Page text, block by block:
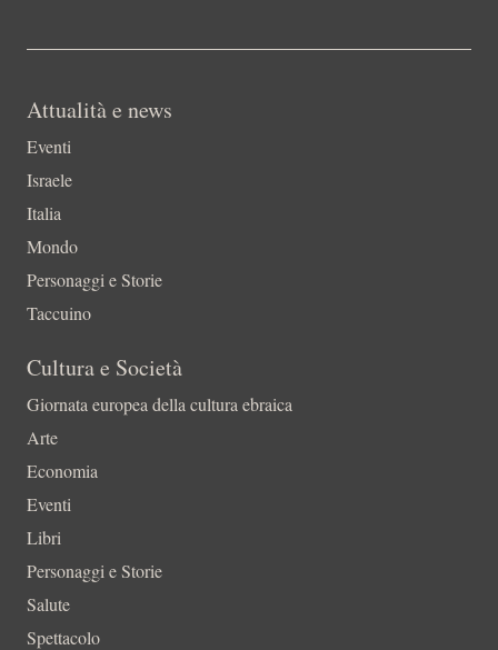
Attualità e news
Eventi
Israele
Italia
Mondo
Personaggi e Storie
Taccuino
Cultura e Società
Giornata europea della cultura ebraica
Arte
Economia
Eventi
Libri
Personaggi e Storie
Salute
Spettacolo